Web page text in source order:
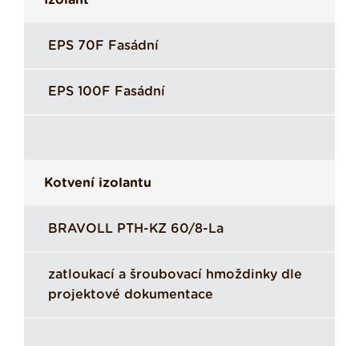
EPS 70F Fasádní
EPS 100F Fasádní
Kotvení izolantu
BRAVOLL PTH-KZ 60/8-La
zatloukací a šroubovací hmoždinky dle
projektové dokumentace